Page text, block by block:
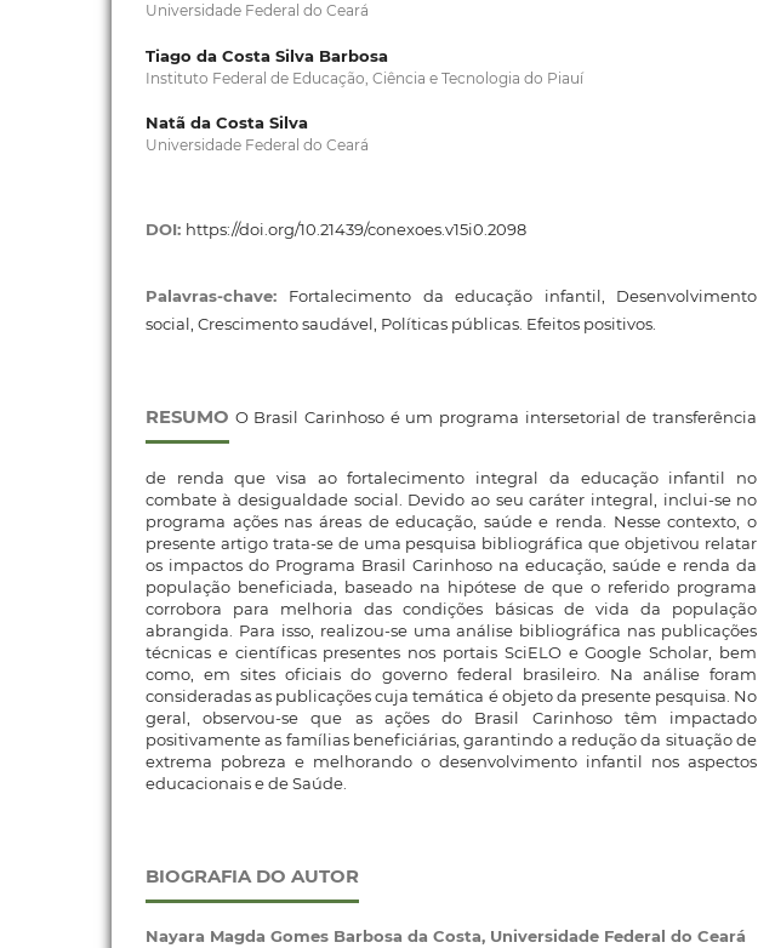
Universidade Federal do Ceará
Tiago da Costa Silva Barbosa
Instituto Federal de Educação, Ciência e Tecnologia do Piauí
Natã da Costa Silva
Universidade Federal do Ceará
DOI: https://doi.org/10.21439/conexoes.v15i0.2098
Palavras-chave: Fortalecimento da educação infantil, Desenvolvimento
social, Crescimento saudável, Políticas públicas. Efeitos positivos.
RESUMO O Brasil Carinhoso é um programa intersetorial de transferência
de renda que visa ao fortalecimento integral da educação infantil no
combate à desigualdade social. Devido ao seu caráter integral, inclui-se no
programa ações nas áreas de educação, saúde e renda. Nesse contexto, o
presente artigo trata-se de uma pesquisa bibliográfica que objetivou relatar
os impactos do Programa Brasil Carinhoso na educação, saúde e renda da
população beneficiada, baseado na hipótese de que o referido programa
corrobora para melhoria das condições básicas de vida da população
abrangida. Para isso, realizou-se uma análise bibliográfica nas publicações
técnicas e científicas presentes nos portais SciELO e Google Scholar, bem
como, em sites oficiais do governo federal brasileiro. Na análise foram
consideradas as publicações cuja temática é objeto da presente pesquisa. No
geral, observou-se que as ações do Brasil Carinhoso têm impactado
positivamente as famílias beneficiárias, garantindo a redução da situação de
extrema pobreza e melhorando o desenvolvimento infantil nos aspectos
educacionais e de Saúde.
BIOGRAFIA DO AUTOR
Nayara Magda Gomes Barbosa da Costa, Universidade Federal do Ceará